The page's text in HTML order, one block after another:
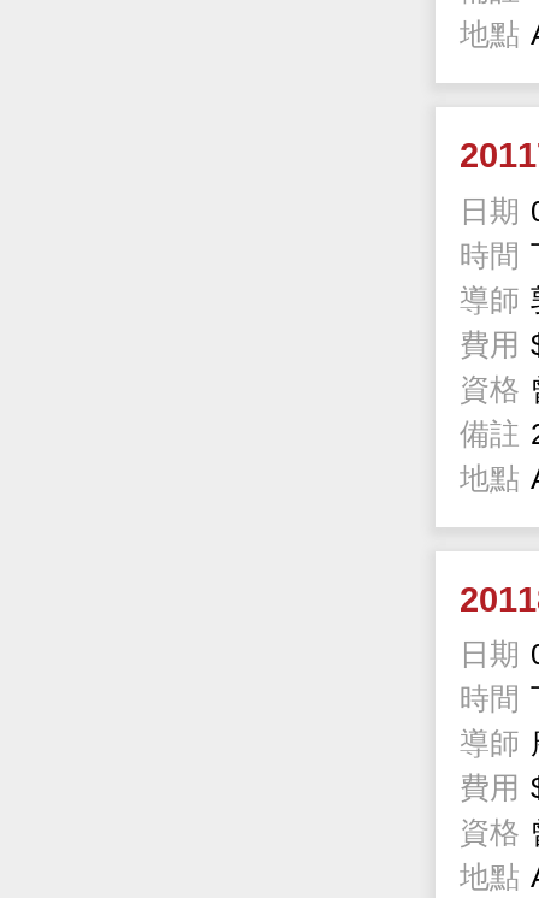
地點
日期
時間
導師
費用
資格
備註
地點
日期
時間
導師
費用
資格
地點